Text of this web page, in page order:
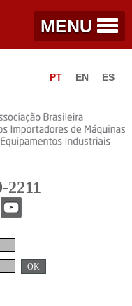
MENU
PT EN ES
2211
OK